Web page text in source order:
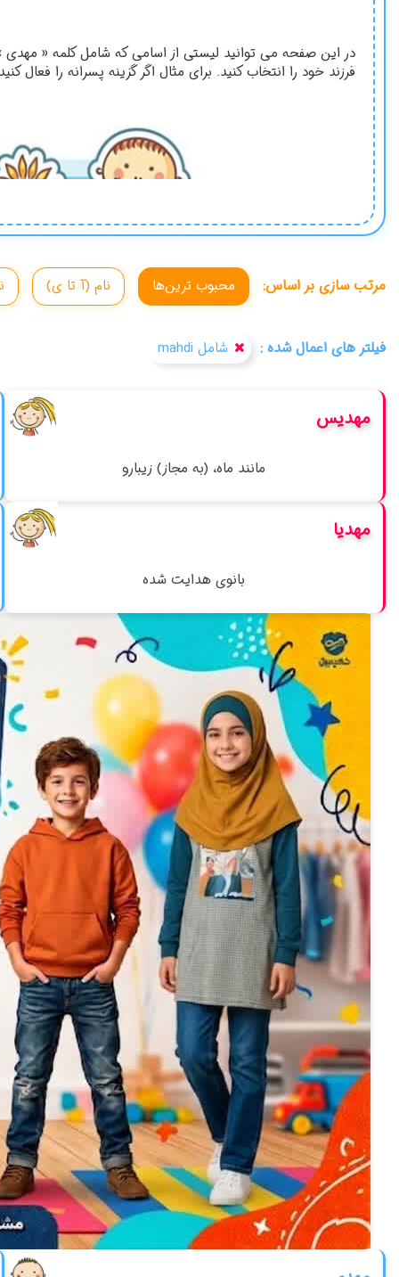
در این صفحه می توانید لیستی از اسامی که شامل کلمه « مهدی
فرزند خود را انتخاب کنید. برای مثال اگر گزینه پسرانه را
مرتب سازی بر اساس: محبوب ترین‌ها نام (آ تا ی)
فیلتر های اعمال شده : شامل mahdi
مهدیس
مانند ماه، (به مجاز) زيبارو
مهدیا
بانوی هدایت شده